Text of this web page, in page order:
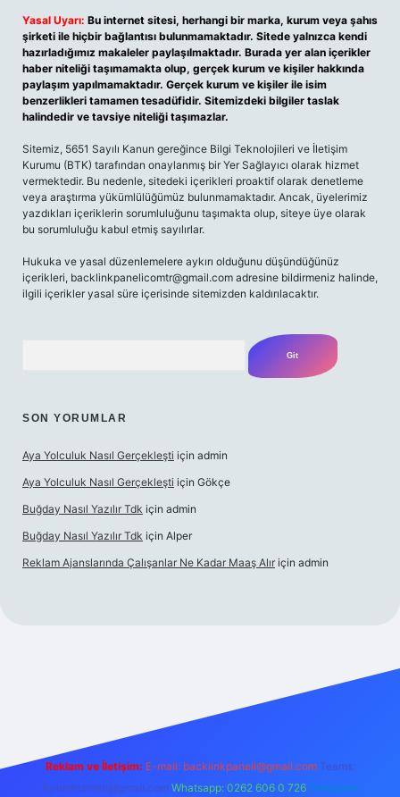
Yasal Uyarı: Bu internet sitesi, herhangi bir marka, kurum veya şahıs
şirketi ile hiçbir bağlantısı bulunmamaktadır. Sitede yalnızca kendi
hazırladığımız makaleler paylaşılmaktadır. Burada yer alan içerikler
haber niteliği taşımamakta olup, gerçek kurum ve kişiler hakkında
paylaşım yapılmamaktadır. Gerçek kurum ve kişiler ile isim
benzerlikleri tamamen tesadüfidir. Sitemizdeki bilgiler taslak
halindedir ve tavsiye niteliği taşımazlar.
Sitemiz, 5651 Sayılı Kanun gereğince Bilgi Teknolojileri ve İletişim
Kurumu (BTK) tarafından onaylanmış bir Yer Sağlayıcı olarak hizmet
vermektedir. Bu nedenle, sitedeki içerikleri proaktif olarak denetleme
veya araştırma yükümlülüğümüz bulunmamaktadır. Ancak, üyelerimiz
yazdıkları içeriklerin sorumluluğunu taşımakta olup, siteye üye olarak
bu sorumluluğu kabul etmiş sayılırlar.
Hukuka ve yasal düzenlemelere aykırı olduğunu düşündüğünüz
içerikleri, backlinkpanelicomtr@gmail.com adresine bildirmeniz halinde,
ilgili içerikler yasal süre içerisinde sitemizden kaldırılacaktır.
SON YORUMLAR
Aya Yolculuk Nasıl Gerçekleşti için admin
Aya Yolculuk Nasıl Gerçekleşti için Gökçe
Buğday Nasıl Yazılır Tdk için admin
Buğday Nasıl Yazılır Tdk için Alper
Reklam Ajanslarında Çalışanlar Ne Kadar Maaş Alır için admin
Reklam ve İletişim: E-mail: backlinkpaneli@gmail.com Teams:
forumhizmeti@gmail.com Whatsapp: 0262 606 0 726 Telegram: